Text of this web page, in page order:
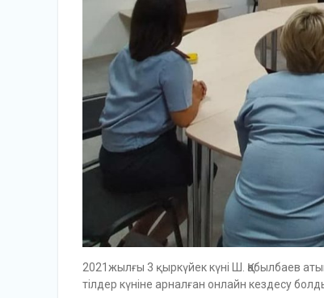
2021жылғы 3 қыркүйек күні Ш. Қабылбаев
тілдер күніне арналған онлайн кездесу